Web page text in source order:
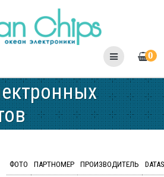
to
content
0
ФОТО ПАРТНОМЕР ПРОИЗВОДИТЕЛЬ